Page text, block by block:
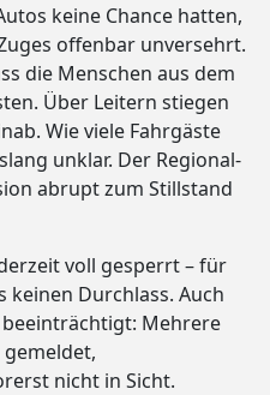
keine Chance hatten,
offenbar unversehrt.
die Menschen aus dem
Über Leitern stiegen
Wie viele Fahrgäste
unklar. Der Regional-
abrupt zum Stillstand
voll gesperrt – für
keinen Durchlass. Auch
Mehrere
nicht in Sicht.